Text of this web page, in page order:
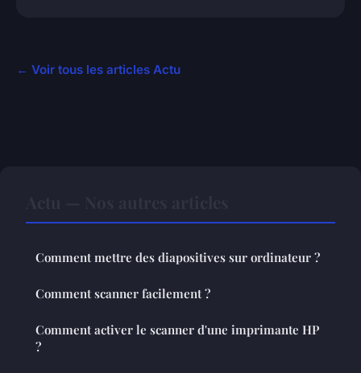
← Voir tous les articles Actu
Comment mettre des diapositives sur ordinateur ?
Comment scanner facilement ?
Comment activer le scanner d'une imprimante HP
?